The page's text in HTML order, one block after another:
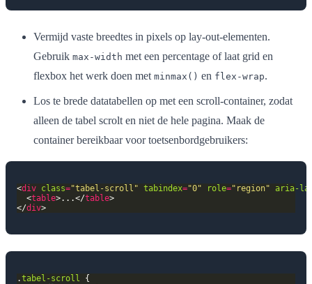
Vermijd vaste breedtes in pixels op lay-out-elementen.
Gebruik max-width met een percentage of laat grid en
flexbox het werk doen met minmax() en flex-wrap.
Los te brede datatabellen op met een scroll-container, zodat
alleen de tabel scrolt en niet de hele pagina. Maak de
container bereikbaar voor toetsenbordgebruikers:
<div class="tabel-scroll" tabindex="0" role="region" aria-
  <
table>...</table
</div
.tabel-scroll